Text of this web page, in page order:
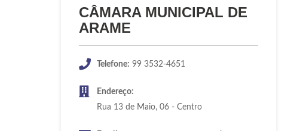
CÂMARA MUNICIPAL DE
ARAME
Telefone: 99 3532-4651
Endereço:
Rua 13 de Maio, 06 - Centro